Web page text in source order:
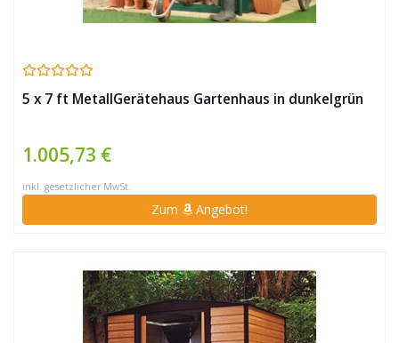
5 x 7 ft MetallGerätehaus Gartenhaus in dunkelgrün
1.005,73 €
inkl. gesetzlicher MwSt.
Zum Angebot!